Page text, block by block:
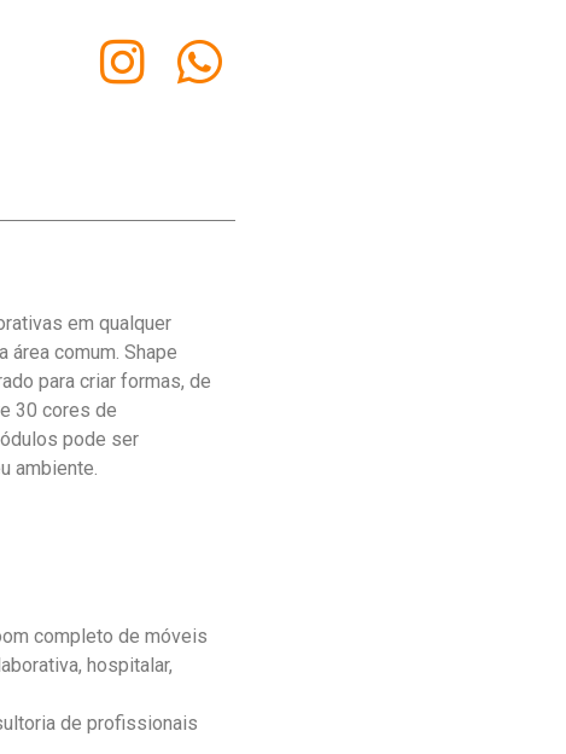
em qualquer
área comum. Shape
para criar formas, de
30 cores de
pode ser
ambiente.
completo de móveis
hospitalar,
de profissionais